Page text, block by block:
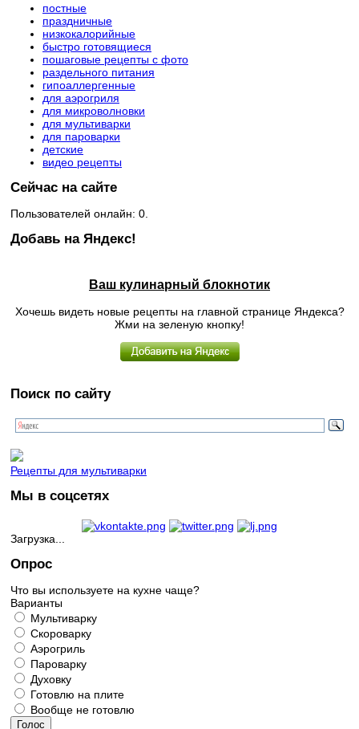
постные
праздничные
низкокалорийные
быстро готовящиеся
пошаговые рецепты с фото
раздельного питания
гипоаллергенные
для аэрогриля
для микроволновки
для мультиварки
для пароварки
детские
видео рецепты
Сейчас на сайте
Пользователей онлайн: 0.
Добавь на Яндекс!
Ваш кулинарный блокнотик
Хочешь видеть новые рецепты на главной странице Яндекса?
Жми на зеленую кнопку!
Поиск по сайту
Рецепты для мультиварки
Мы в соцсетях
Загрузка...
Опрос
Что вы используете на кухне чаще?
Варианты
Мультиварку
Скороварку
Аэрогриль
Пароварку
Духовку
Готовлю на плите
Вообще не готовлю